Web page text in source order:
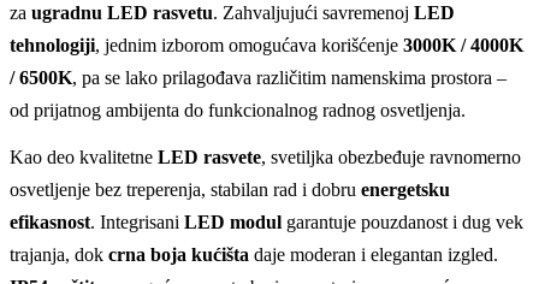
za ugradnu LED rasvetu. Zahvaljujući savremenoj LED
tehnologiji, jednim izborom omogućava korišćenje 3000K / 4000K
/ 6500K, pa se lako prilagođava različitim namenskima prostora –
od prijatnog ambijenta do funkcionalnog radnog osvetljenja.
Kao deo kvalitetne LED rasvete, svetiljka obezbeđuje ravnomerno
osvetljenje bez treperenja, stabilan rad i dobru energetsku
efikasnost. Integrisani LED modul garantuje pouzdanost i dug vek
trajanja, dok crna boja kućišta daje moderan i elegantan izgled.